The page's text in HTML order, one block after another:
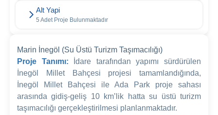
Alt Yapi
5 Adet Proje Bulunmaktadır
Marin İnegöl (Su Üstü Turizm Taşımacılığı)
Proje Tanımı:
İdare tarafından yapımı sürdürülen
İnegöl Millet Bahçesi projesi tamamlandığında,
İnegöl Millet Bahçesi ile Ada Park proje sahası
arasında gidiş-geliş 10 km’lik hatta su üstü turizm
taşımacılığı gerçekleştirilmesi planlanmaktadır.